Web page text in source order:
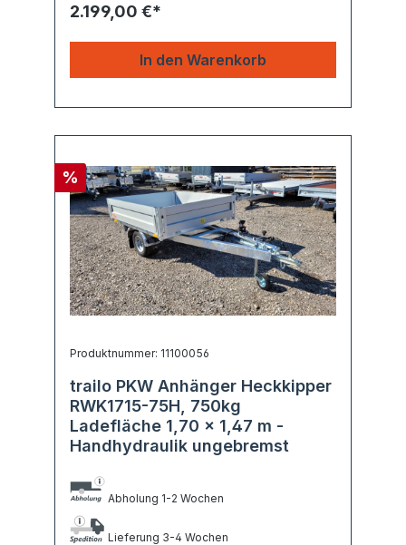
2.199,00 €*
In den Warenkorb
%
Produktnummer: 11100056
trailo PKW Anhänger Heckkipper
RWK1715-75H, 750kg
Ladefläche 1,70 x 1,47 m -
Handhydraulik ungebremst
Abholung 1-2 Wochen
Lieferung 3-4 Wochen